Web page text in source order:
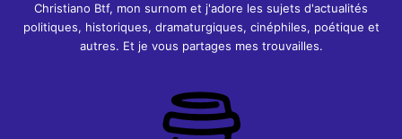
Christiano Btf, mon surnom et j'adore les sujets d'actualités
politiques, historiques, dramaturgiques, cinéphiles, poétique et
autres. Et je vous partages mes trouvailles.